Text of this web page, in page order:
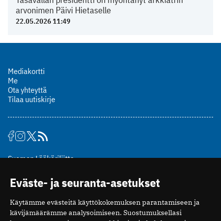
arvonimen Päivi Hietaselle
22.05.2026 11:49
Mediakortti
Me
Ota yhteyttä
Tilaa uutiskirje
Suomen Lääkäriliitto
00510 Helsinki
puh. (09) 393 091
toimitus@potilaanlaakarilehti.fi
Eväste- ja seuranta-asetukset
Käytämme evästeitä käyttökokemuksen parantamiseen ja
kävijämäärämme analysoimiseen. Suostumuksellasi